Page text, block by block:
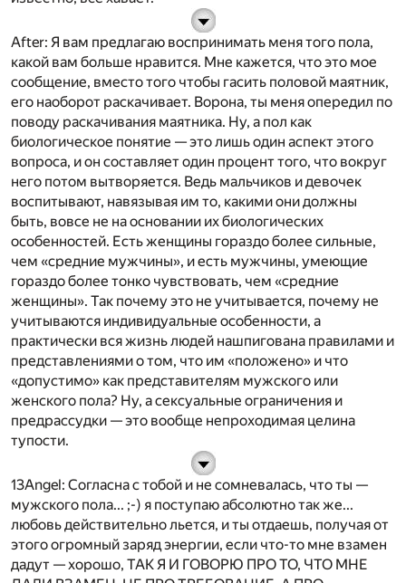
After: Я вам предлагаю воспринимать меня того пола,
какой вам больше нравится. Мне кажется, что это мое
сообщение, вместо того чтобы гасить половой маятник,
его наоборот раскачивает. Ворона, ты меня опередил по
поводу раскачивания маятника. Ну, а пол как
биологическое понятие — это лишь один аспект этого
вопроса, и он составляет один процент того, что вокруг
него потом вытворяется. Ведь мальчиков и девочек
воспитывают, навязывая им то, какими они должны
быть, вовсе не на основании их биологических
особенностей. Есть женщины гораздо более сильные,
чем «средние мужчины», и есть мужчины, умеющие
гораздо более тонко чувствовать, чем «средние
женщины». Так почему это не учитывается, почему не
учитываются индивидуальные особенности, а
практически вся жизнь людей нашпигована правилами и
представлениями о том, что им «положено» и что
«допустимо» как представителям мужского или
женского пола? Ну, а сексуальные ограничения и
предрассудки — это вообще непроходимая целина
тупости.
13Angel: Согласна с тобой и не сомневалась, что ты —
мужского пола... ;-) я поступаю абсолютно так же...
любовь действительно льется, и ты отдаешь, получая от
этого огромный заряд энергии, если что-то мне взамен
дадут — хорошо, ТАК Я И ГОВОРЮ ПРО ТО, ЧТО МНЕ